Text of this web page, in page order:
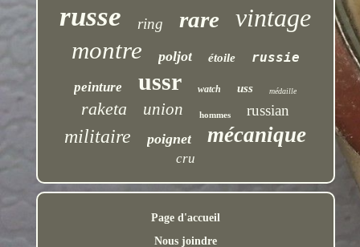
russe ring rare vintage
montre poljot étoile
russie
peinture
ussr watch uss médaille
raketa union hommes russian
militaire poignet mécanique
cru
Page d'accueil
Nous joindre